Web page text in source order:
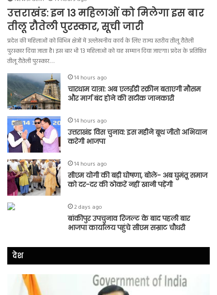
उत्तराखंड: इन 13 महिलाओं को मिलेगा इस बार
तीलू रौतेली पुरस्कार, सूची जारी
प्रदेश की महिलाओं को विभिन्न क्षेत्रों में उल्लेखनीय कार्य के लिए राज्य स्तरीय तीलू रौतेली
पुरस्कार दिया जाता है। इस बार भी 13 महिलाओं को यह सम्मान दिया जाएगा। प्रदेश के प्रतिष्ठित
तीलू रौतेली पुरस्कार…
14 hours ago
चारधाम यात्रा: अब एलईडी स्क्रीन बताएगी मौसम
और मार्ग बंद होने की सटीक जानकारी
14 hours ago
उत्तराखंड विस चुनाव: इस महीने बूथ जीतो अभियान
करेगी भाजपा
14 hours ago
सीएम योगी की बड़ी घोषणा, बोले- अब घुमंतू समाज
को दर-दर की ठोकरें नहीं खानी पड़ेंगी
2 days ago
बांकीपुर उपचुनाव रिजल्ट के बाद पहली बार
भाजपा कार्यालय पहुंचे सीएम सम्राट चौधरी
देश